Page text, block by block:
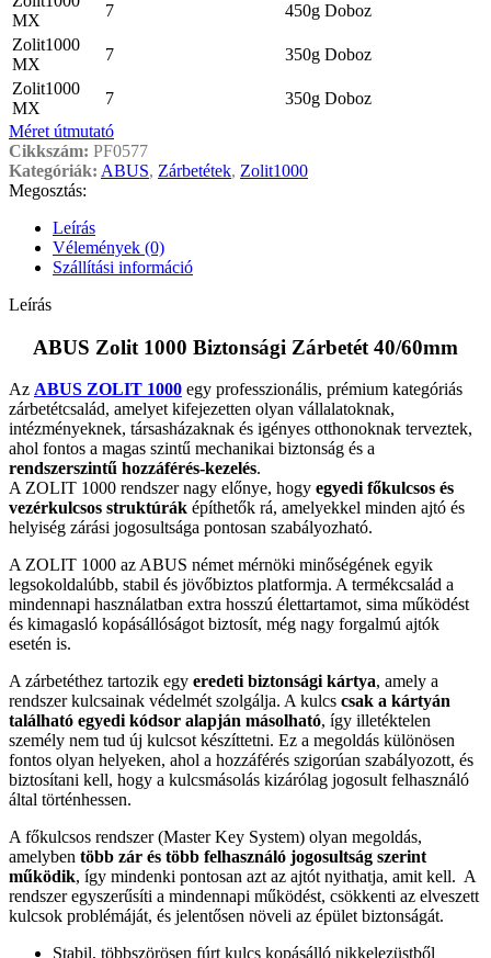
MX
7 450g Doboz
Zolit1000
MX
7 350g Doboz
Zolit1000
MX
7 350g Doboz
Méret útmutató
Cikkszám: PF0577
Kategóriák: ABUS, Zárbetétek, Zolit1000
Megosztás:
Leírás
Vélemények (0)
Szállítási információ
Leírás
ABUS Zolit 1000 Biztonsági Zárbetét 40/60mm
Az ABUS ZOLIT 1000 egy professzionális, prémium kategóriás
zárbetétcsalád, amelyet kifejezetten olyan vállalatoknak,
intézményeknek, társasházaknak és igényes otthonoknak terveztek,
ahol fontos a magas szintű mechanikai biztonság és a
rendszerszintű hozzáférés-kezelés.
A ZOLIT 1000 rendszer nagy előnye, hogy egyedi főkulcsos és
vezérkulcsos struktúrák építhetők rá, amelyekkel minden ajtó és
helyiség zárási jogosultsága pontosan szabályozható.
A ZOLIT 1000 az ABUS német mérnöki minőségének egyik
legsokoldalúbb, stabil és jövőbiztos platformja. A termékcsalád a
mindennapi használatban extra hosszú élettartamot, sima működést
és kimagasló kopásállóságot biztosít, még nagy forgalmú ajtók
esetén is.
A zárbetéthez tartozik egy eredeti biztonsági kártya, amely a
rendszer kulcsainak védelmét szolgálja. A kulcs csak a kártyán
található egyedi kódsor alapján másolható, így illetéktelen
személy nem tud új kulcsot készíttetni. Ez a megoldás különösen
fontos olyan helyeken, ahol a hozzáférés szigorúan szabályozott, és
biztosítani kell, hogy a kulcsmásolás kizárólag jogosult felhasználó
által történhessen.
A főkulcsos rendszer (Master Key System) olyan megoldás,
amelyben több zár és több felhasználó jogosultság szerint
működik, így mindenki pontosan azt az ajtót nyithatja, amit kell. A
rendszer egyszerűsíti a mindennapi működést, csökkenti az elveszett
kulcsok problémáját, és jelentősen növeli az épület biztonságát.
Stabil, többszörösen fúrt kulcs kopásálló nikkelezüstből